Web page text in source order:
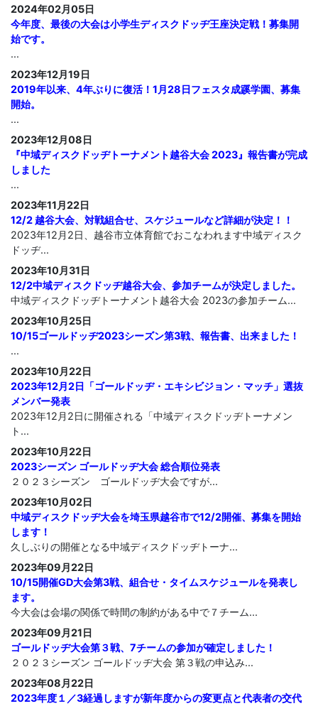
2024年02月05日
今年度、最後の大会は小学生ディスクドッヂ王座決定戦！募集開
始です。
...
2023年12月19日
2019年以来、4年ぶりに復活！1月28日フェスタ成蹊学園、募集
開始。
...
2023年12月08日
『中域ディスクドッヂトーナメント越谷大会 2023』報告書が完成
しました
...
2023年11月22日
12/2 越谷大会、対戦組合せ、スケジュールなど詳細が決定！！
2023年12月2日、越谷市立体育館でおこなわれます中域ディスク
ドッヂ...
2023年10月31日
12/2中域ディスクドッヂ越谷大会、参加チームが決定しました。
中域ディスクドッヂトーナメント越谷大会 2023の参加チーム...
2023年10月25日
10/15ゴールドッヂ2023シーズン第3戦、報告書、出来ました！
...
2023年10月22日
2023年12月2日「ゴールドッヂ・エキシビジョン・マッチ」選抜
メンバー発表
2023年12月2日に開催される「中域ディスクドッヂトーナメン
ト...
2023年10月22日
2023シーズン ゴールドッヂ大会 総合順位発表
２０２３シーズン ゴールドッヂ大会ですが...
2023年10月02日
中域ディスクドッヂ大会を埼玉県越谷市で12/2開催、募集を開始
します！
久しぶりの開催となる中域ディスクドッヂトーナ...
2023年09月22日
10/15開催GD大会第3戦、組合せ・タイムスケジュールを発表し
ます。
今大会は会場の関係で時間の制約がある中で７チーム...
2023年09月21日
ゴールドッヂ大会第３戦、7チームの参加が確定しました！
２０２３シーズン ゴールドッヂ大会 第３戦の申込み...
2023年08月22日
2023年度１／3経過しますが新年度からの変更点と代表者の交代